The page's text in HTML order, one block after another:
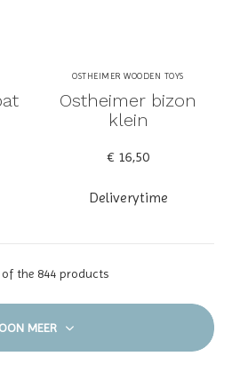
OSTHEIMER WOODEN TOYS
Ostheimer bizon
klein
€ 16,50
Deliverytime
of the 844 products
MEER